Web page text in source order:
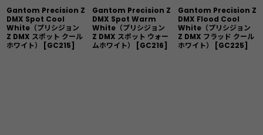
Gantom Precision Z
DMX Spot Cool
White（プリシジョン
Z DMX スポット クール
ホワイト）
[GC215]
Gantom Precision Z
DMX Spot Warm
White（プリシジョン
Z DMX スポット ウォー
ムホワイト）
[GC216]
Gantom Precision Z
DMX Flood Cool
White（プリシジョン
Z DMX フラッド クール
ホワイト）
[GC225]